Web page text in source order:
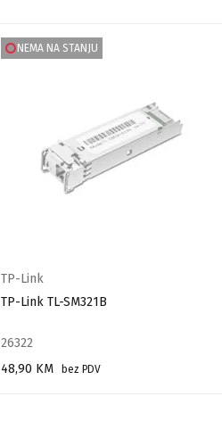
NEMA NA STANJU
TP-Link
TP-Link TL-SM321B
26322
48,90 KM
bez PDV